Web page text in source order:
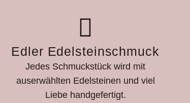
Edler Edelsteinschmuck
Jedes Schmuckstück wird mit
auserwählten Edelsteinen und viel
Liebe handgefertigt.